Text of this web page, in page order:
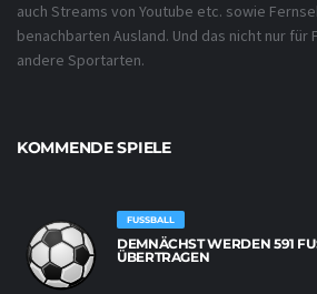
auch Streams von Youtube etc. sowie
benachbarten Ausland. Und das nicht nur für
andere Sportarten.
KOMMENDE SPIELE
FUSSBALL
DEMNÄCHST WERDEN 591
BERTRAGEN